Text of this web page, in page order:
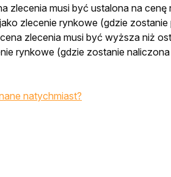
zlecenia musi być ustalona na
zlecenie rynkowe (gdzie zostanie
zlecenia musi być wyższa niż
rynkowe (gdzie zostanie
natychmiast?